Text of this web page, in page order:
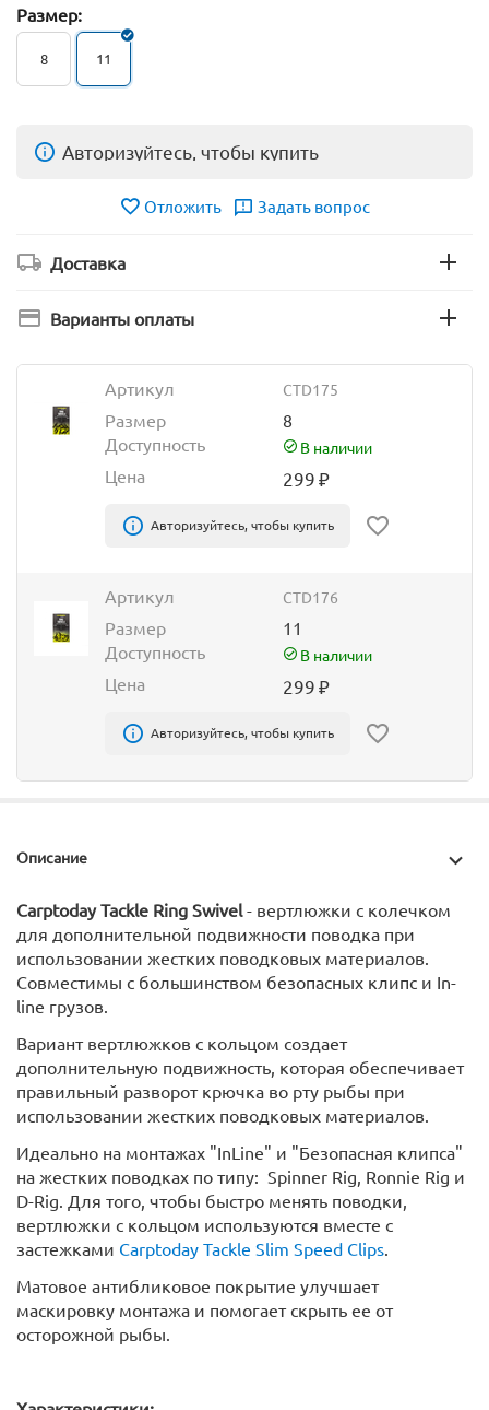
Размер:
8 11
Авторизуйтесь, чтобы купить
Отложить Задать вопрос
Доставка
Варианты оплаты
Артикул CTD175
Размер
8
Доступность
В наличии
Цена 299₽
Авторизуйтесь, чтобы купить
Артикул CTD176
Размер
11
Доступность
В наличии
Цена 299₽
Авторизуйтесь, чтобы купить
Описание
Carptoday Tackle Ring Swivel - вертлюжки с колечком
для дополнительной подвижности поводка при
использовании жестких поводковых материалов.
Совместимы с большинством безопасных клипс и In-
line грузов.
Вариант вертлюжков с кольцом создает
дополнительную подвижность, которая обеспечивает
правильный разворот крючка во рту рыбы при
использовании жестких поводковых материалов.
Идеально на монтажах "InLine" и "Безопасная клипса"
на жестких поводках по типу: Spinner Rig, Ronnie Rig и
D-Rig. Для того, чтобы быстро менять поводки,
вертлюжки с кольцом используются вместе с
застежками Carptoday Tackle Slim Speed Clips
Матовое антибликовое покрытие улучшает
маскировку монтажа и помогает скрыть ее от
осторожной рыбы.